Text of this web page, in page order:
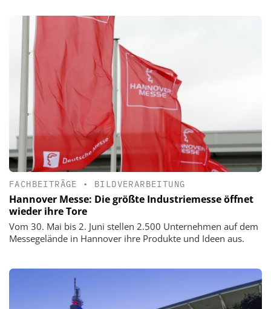
FACHBEITRÄGE • BILDVERARBEITUNG
Hannover Messe: Die größte Industriemesse öffnet
wieder ihre Tore
Vom 30. Mai bis 2. Juni stellen 2.500 Unternehmen auf dem
Messegelände in Hannover ihre Produkte und Ideen aus.